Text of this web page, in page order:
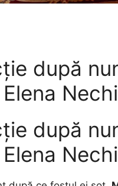
după
după